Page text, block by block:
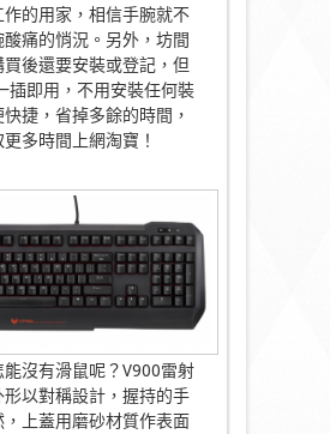
的用家，相信手腕就不
痛的悄況。另外，坊間
後還要安裝或登記，但
插即用，不用安裝任何裝
捷，省掉多餘的時間，
多時間上網淘寶！
沒有滑鼠呢？V900雷射
形以對稱設計，握持的手
，上蓋用磨砂材質作表面